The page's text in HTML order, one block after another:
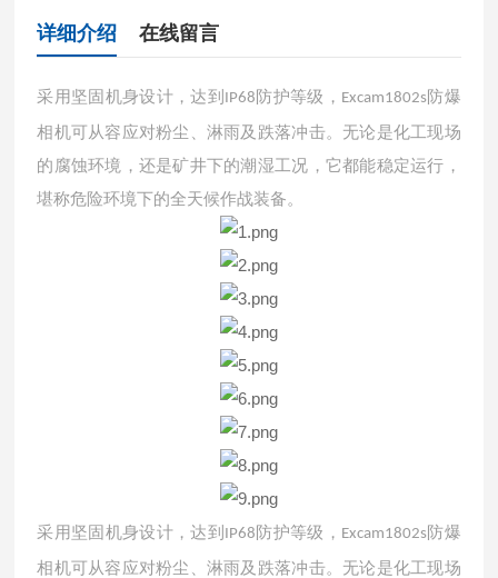
详细介绍 在线留言
采用坚固机身设计，达到 IP68 防护等级， Excam1802s防爆
相机可从容应对粉尘、淋雨及跌落冲击。无论是化工现场
的腐蚀环境，还是矿井下的潮湿工况，它都能稳定运行，
堪称危险环境下的全天候作战装备。
采用坚固机身设计，达到 IP68 防护等级， Excam1802s防爆
相机可从容应对粉尘、淋雨及跌落冲击。无论是化工现场